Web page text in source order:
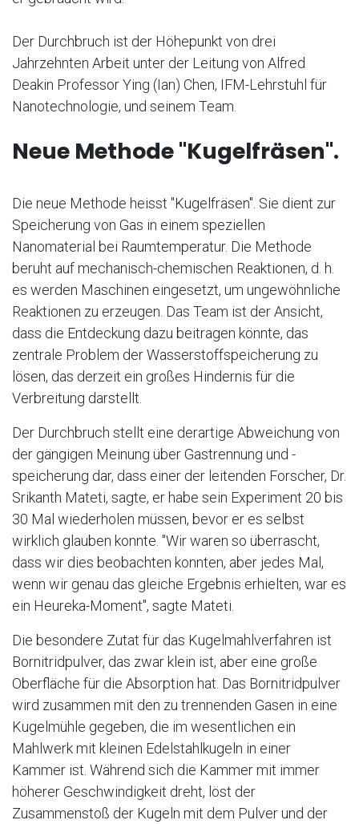
Der Durchbruch ist der Höhepunkt von drei
Jahrzehnten Arbeit unter der Leitung von Alfred
Deakin Professor Ying (Ian) Chen, IFM-Lehrstuhl für
Nanotechnologie, und seinem Team.
Neue Methode "Kugelfräsen".
Die neue Methode heisst "Kugelfräsen". Sie dient zur
Speicherung von Gas in einem speziellen
Nanomaterial bei Raumtemperatur. Die Methode
beruht auf mechanisch-chemischen Reaktionen, d. h.
es werden Maschinen eingesetzt, um ungewöhnliche
Reaktionen zu erzeugen. Das Team ist der Ansicht,
dass die Entdeckung dazu beitragen könnte, das
zentrale Problem der Wasserstoffspeicherung zu
lösen, das derzeit ein großes Hindernis für die
Verbreitung darstellt.
Der Durchbruch stellt eine derartige Abweichung von
der gängigen Meinung über Gastrennung und -
speicherung dar, dass einer der leitenden Forscher, Dr.
Srikanth Mateti, sagte, er habe sein Experiment 20 bis
30 Mal wiederholen müssen, bevor er es selbst
wirklich glauben konnte. "Wir waren so überrascht,
dass wir dies beobachten konnten, aber jedes Mal,
wenn wir genau das gleiche Ergebnis erhielten, war es
ein Heureka-Moment", sagte Mateti.
Die besondere Zutat für das Kugelmahlverfahren ist
Bornitridpulver, das zwar klein ist, aber eine große
Oberfläche für die Absorption hat. Das Bornitridpulver
wird zusammen mit den zu trennenden Gasen in eine
Kugelmühle gegeben, die im wesentlichen ein
Mahlwerk mit kleinen Edelstahlkugeln in einer
Kammer ist. Während sich die Kammer mit immer
höherer Geschwindigkeit dreht, löst der
Zusammenstoß der Kugeln mit dem Pulver und der